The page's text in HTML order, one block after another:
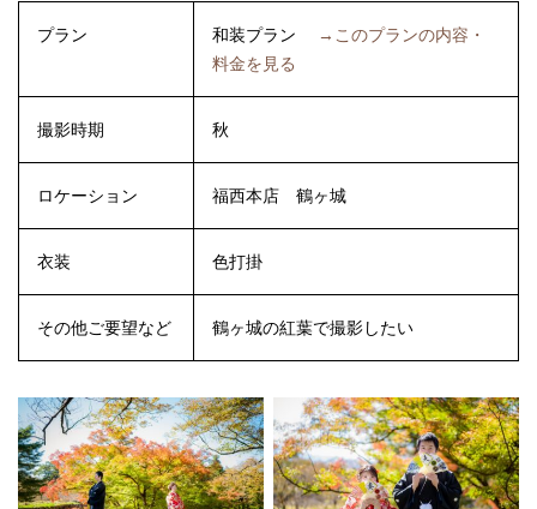
プラン 和装プラン
→このプランの内容・
料金を見る
撮影時期 秋
ロケーション 福西本店 鶴ヶ城
衣装 色打掛
その他ご要望など 鶴ヶ城の紅葉で撮影したい